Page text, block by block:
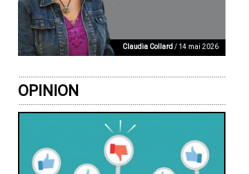
Claudia Collard/ 14 mai 2026
OPINION